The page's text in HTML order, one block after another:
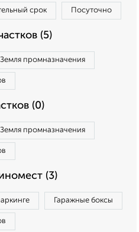
срок Посуточно
(5)
Земля промназначения
(0)
Земля промназначения
(3)
Гаражные боксы